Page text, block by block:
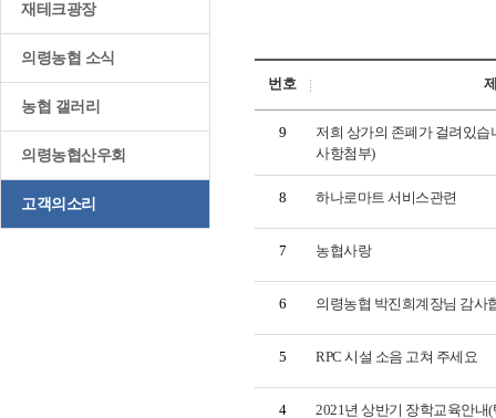
재테크광장
의령농협 소식
농협 갤러리
의령농협산우회
고객의소리
번호
9
저희 상가의 존폐가 걸려있
사항첨부)
8 하나로마트 서비스관련
7 농협사랑
6 의령농협 박진희계장님 감사
5 RPC 시설 소음 고쳐 주세요
4 2021년 상반기 장학교육안내